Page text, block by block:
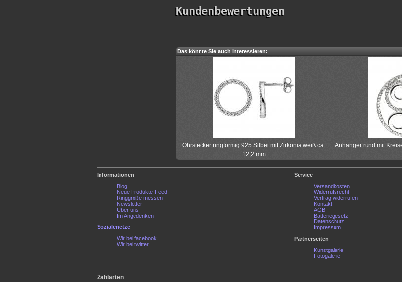
Kundenbewertungen
Das könnte Sie auch interessieren:
Ohrstecker ringförmig 925 Silber mit Zirkonia weiß ca.
12,2 mm
Anhänger rund mit
Informationen
Blog
Neue Produkte-Feed
Ringgröße messen
Newsletter
Über uns
Im Angedenken
Sozialenetze
Wir bei facebook
Wir bei twitter
Service
Versandkosten
Widerrufsrecht
Vertrag widerrufen
Kontakt
AGB
Batteriegesetz
Datenschutz
Impressum
Partnerseiten
Kunstgalerie
Fotogalerie
Zahlarten